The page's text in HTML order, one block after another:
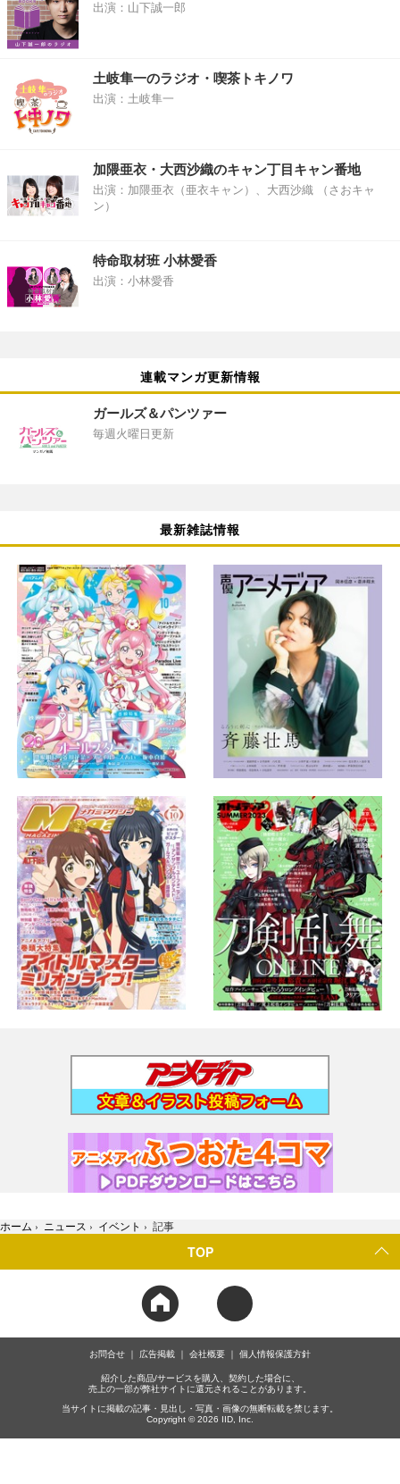
出演：山下誠一郎
土岐隼一のラジオ・喫茶トキノワ
出演：土岐隼一
加隈亜衣・大西沙織のキャン丁目キャン番地
出演：加隈亜衣（亜衣キャン）、大西沙織 （さおキャ
ン）
特命取材班 小林愛香
出演：小林愛香
連載マンガ更新情報
ガールズ＆パンツァー
毎週火曜日更新
最新雑誌情報
ホーム › ニュース › イベント › 記事
TOP
お問合せ 広告掲載 会社概要 個人情報保護方針
紹介した商品/サービスを購入、契約した場合に、
売上の一部が弊社サイトに還元されることがあります。
当サイトに掲載の記事・見出し・写真・画像の無断転載を禁じます。
Copyright © 2026 IID, Inc.